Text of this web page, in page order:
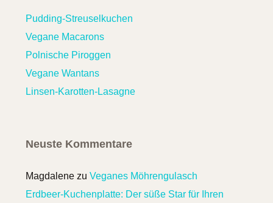
Pudding-Streuselkuchen
Vegane Macarons
Polnische Piroggen
Vegane Wantans
Linsen-Karotten-Lasagne
Neuste Kommentare
Magdalenezu Veganes Möhrengulasch
Erdbeer-Kuchenplatte: Der süße Star für Ihren